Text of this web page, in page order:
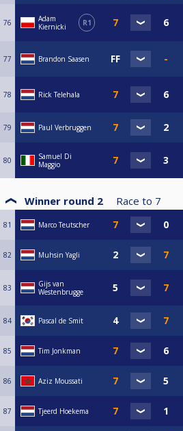
76
Adam
Kiernicki
R1
77 Brandon Saasen
78 Rick Telehala
79 Paul Verbruggen
80
Samuel Di
Maggio
Winner round 2 Race to 7
81 Marco Teutscher
82 Muhsin Yagli
83
Gijs van
Westenbrugge
84 Pascal de Smit
85 Tim Jonkman
86 Aziz Moussati
87 Tjeerd Hoekema